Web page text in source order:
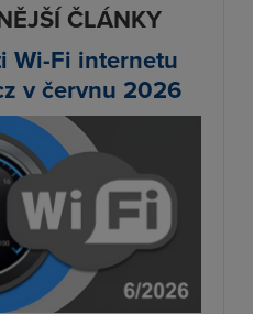
ČLÁNKY
Wi-Fi internetu
v červnu 2026